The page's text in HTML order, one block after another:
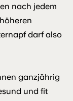
nach jedem
darf also
ganzjährig
und fit